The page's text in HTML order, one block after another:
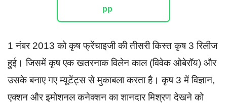
1 नंबर 2013 को कृष फ्रेंचाइजी की तीसरी किस्त कृष 3 रिलीज
हुई। जिसमें कृष एक खतरनाक विलेन काल (विवेक ओबेरॉय) और
उसके बनाए गए म्यूटेंट्स से मुकाबला करता है। कृष 3 में विज्ञान,
एक्शन और इमोशनल कनेक्शन का शानदार मिश्रण देखने को